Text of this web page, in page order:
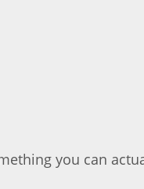
you can